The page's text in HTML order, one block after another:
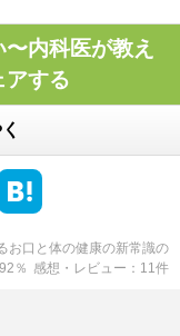
内科医が教え
アする
お口と体の健康の新常識の
92 ％ 感想・レビュー 11件